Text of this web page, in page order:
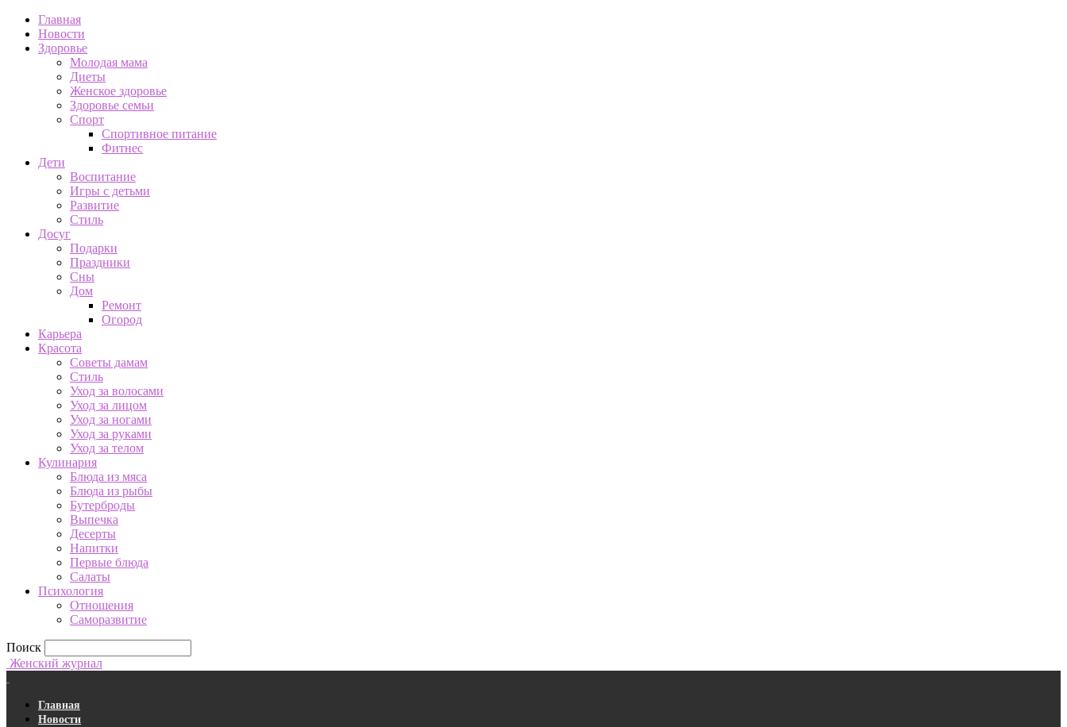
Главная
Новости
Здоровье
Молодая мама
Диеты
Женское здоровье
Здоровье семьи
Спорт
Спортивное питание
Фитнес
Дети
Воспитание
Игры с детьми
Развитие
Стиль
Досуг
Подарки
Праздники
Сны
Дом
Ремонт
Огород
Карьера
Красота
Советы дамам
Стиль
Уход за волосами
Уход за лицом
Уход за ногами
Уход за руками
Уход за телом
Кулинария
Блюда из мяса
Блюда из рыбы
Бутерброды
Выпечка
Десерты
Напитки
Первые блюда
Салаты
Психология
Отношения
Саморазвитие
Поиск
Женский журнал
Главная
Новости